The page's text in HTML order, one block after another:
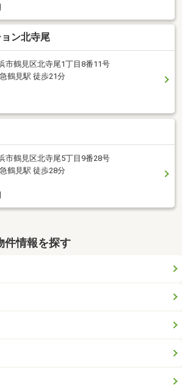
ン北寺尾
市鶴見区北寺尾1丁目8番11号
鶴見駅 徒歩21分
市鶴見区北寺尾5丁目9番28号
鶴見駅 徒歩28分
件情報を探す